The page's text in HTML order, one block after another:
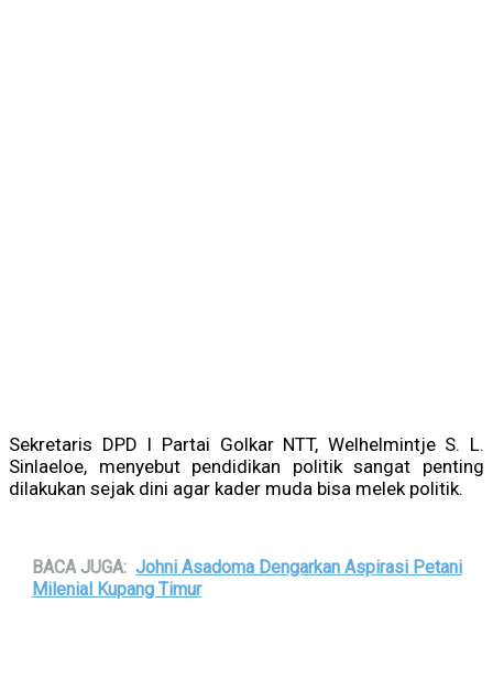
Sekretaris DPD I Partai Golkar NTT, Welhelmintje S. L.
Sinlaeloe, menyebut pendidikan politik sangat penting
dilakukan sejak dini agar kader muda bisa melek politik.
BACA JUGA: Johni Asadoma Dengarkan Aspirasi Petani
Milenial Kupang Timur